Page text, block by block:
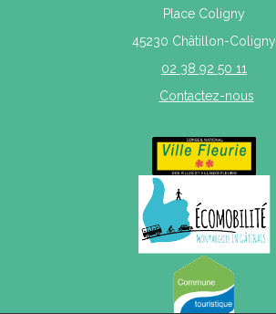
Place Coligny
45230 Châtillon-Coligny
02 38 92 50 11
Contactez-nous